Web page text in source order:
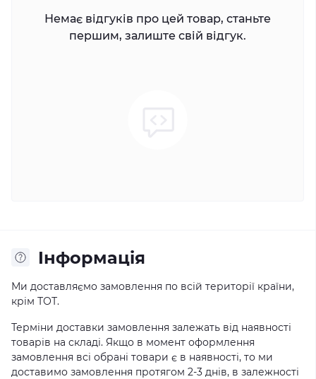
Немає відгуків про цей товар, станьте
першим, залиште свій відгук.
Iнформація
Ми доставляємо замовлення по всій території країни,
крім ТОТ.
Терміни доставки замовлення залежать від наявності
товарів на складі. Якщо в момент оформлення
замовлення всі обрані товари є в наявності, то ми
доставимо замовлення протягом 2-3 днів, в залежності